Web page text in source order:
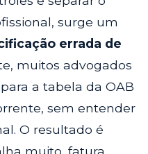
surge um
errada de
muitos advogados
a tabela da OAB
sem entender
O resultado é
muito, fatura